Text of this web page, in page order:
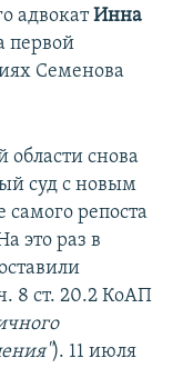
адвокатИнна
первой
Семенова
снова
суд с новым
самого репоста
это раз в
8 ст. 20.2 КоАП
). 11 июля